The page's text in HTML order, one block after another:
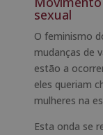
sexual
O feminismo
mudanças de
estão a
eles queriam
mulheres na
Esta onda se